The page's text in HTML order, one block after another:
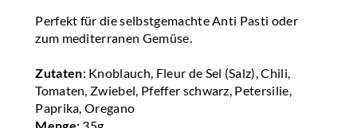
Perfekt für die selbstgemachte Anti Pasti oder
zum mediterranen Gemüse.
Zutaten: Knoblauch, Fleur de Sel (Salz), Chili,
Tomaten, Zwiebel, Pfeffer schwarz, Petersilie,
Paprika, Oregano